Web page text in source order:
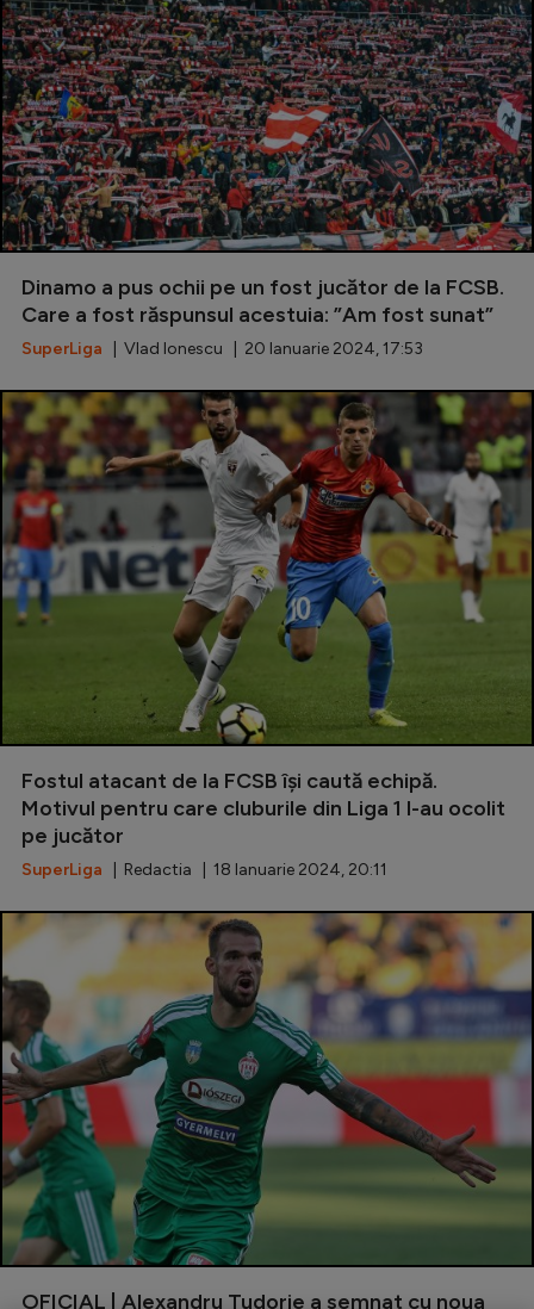
Dinamo a pus ochii pe un fost jucător de la FCSB.
Care a fost răspunsul acestuia: ”Am fost sunat”
SuperLiga | Vlad Ionescu | 20 Ianuarie 2024, 17:53
Fostul atacant de la FCSB își caută echipă.
Motivul pentru care cluburile din Liga 1 l-au ocolit
pe jucător
SuperLiga | Redactia | 18 Ianuarie 2024, 20:11
OFICIAL | Alexandru Tudorie a semnat cu noua